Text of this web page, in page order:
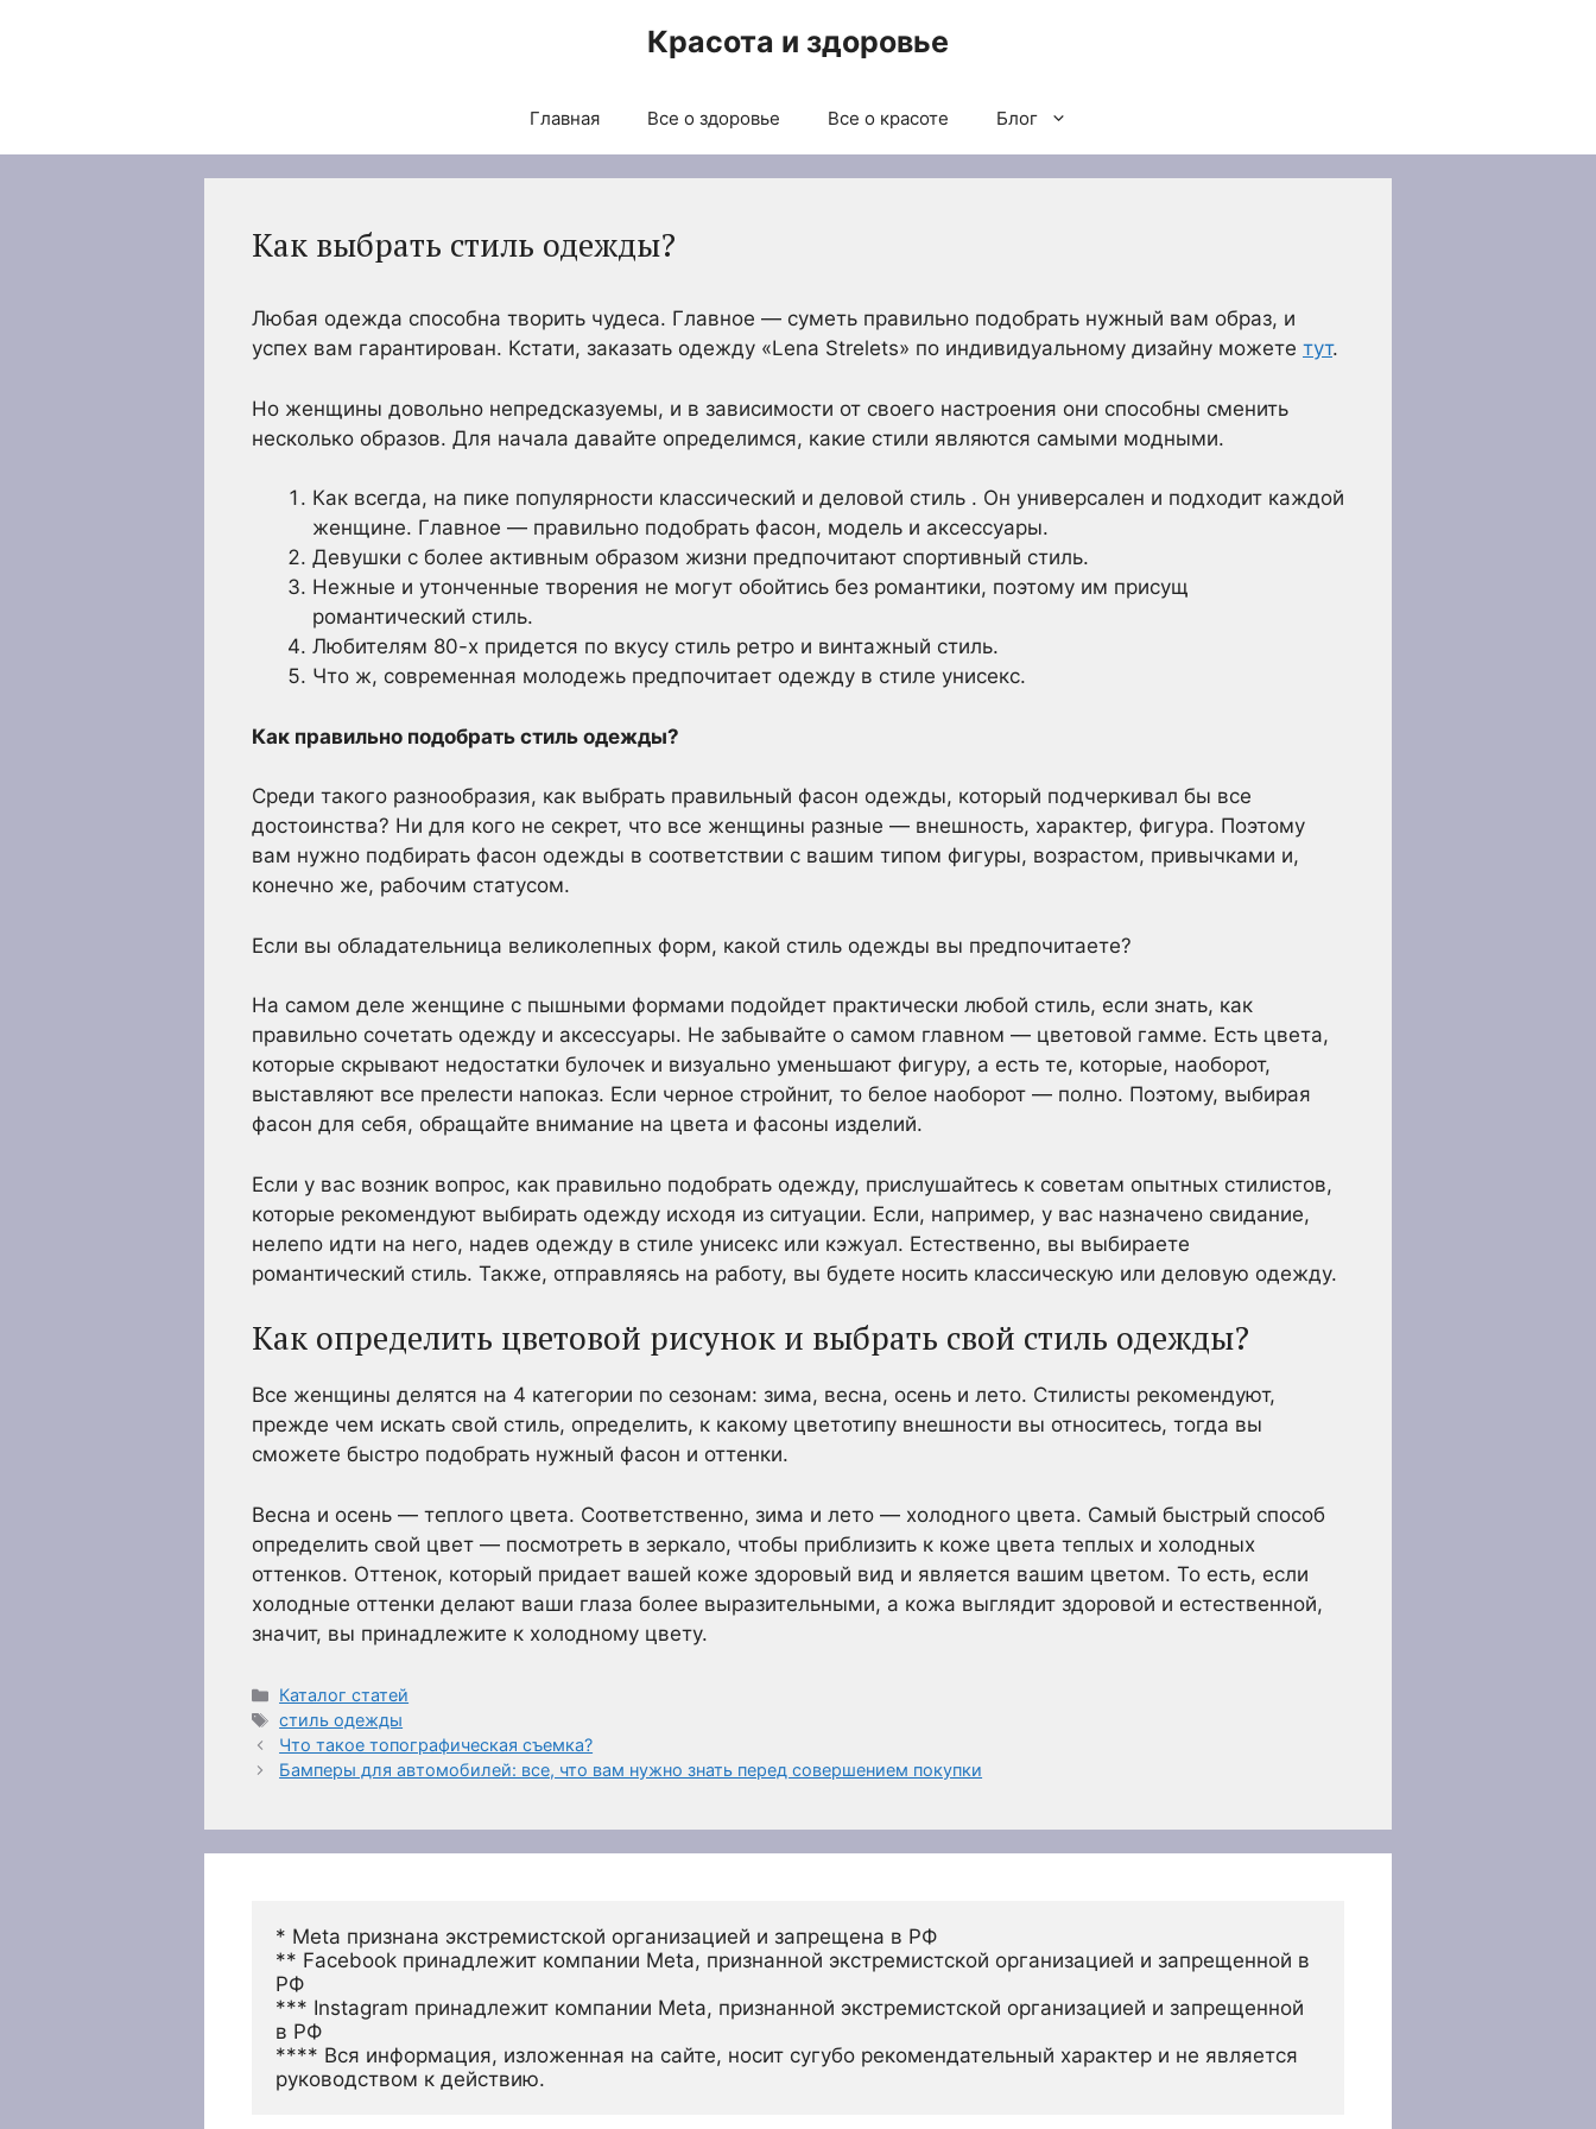
Красота и здоровье
Главная Все о здоровье Все о красоте Блог
Как выбрать стиль одежды?
Любая одежда способна творить чудеса. Главное — суметь правильно подобрать нужный вам образ, и
успех вам гарантирован. Кстати, заказать одежду «Lena Strelets» по индивидуальному дизайну можете тут.
Но женщины довольно непредсказуемы, и в зависимости от своего настроения они способны сменить
несколько образов. Для начала давайте определимся, какие стили являются самыми модными.
Как всегда, на пике популярности классический и деловой стиль . Он универсален и подходит каждой
женщине. Главное — правильно подобрать фасон, модель и аксессуары.
Девушки с более активным образом жизни предпочитают спортивный стиль.
Нежные и утонченные творения не могут обойтись без романтики, поэтому им присущ
романтический стиль.
Любителям 80-х придется по вкусу стиль ретро и винтажный стиль.
Что ж, современная молодежь предпочитает одежду в стиле унисекс.
Как правильно подобрать стиль одежды?
Среди такого разнообразия, как выбрать правильный фасон одежды, который подчеркивал бы все
достоинства? Ни для кого не секрет, что все женщины разные — внешность, характер, фигура. Поэтому
вам нужно подбирать фасон одежды в соответствии с вашим типом фигуры, возрастом, привычками и,
конечно же, рабочим статусом.
Если вы обладательница великолепных форм, какой стиль одежды вы предпочитаете?
На самом деле женщине с пышными формами подойдет практически любой стиль, если знать, как
правильно сочетать одежду и аксессуары. Не забывайте о самом главном — цветовой гамме. Есть цвета,
которые скрывают недостатки булочек и визуально уменьшают фигуру, а есть те, которые, наоборот,
выставляют все прелести напоказ. Если черное стройнит, то белое наоборот — полно. Поэтому, выбирая
фасон для себя, обращайте внимание на цвета и фасоны изделий.
Если у вас возник вопрос, как правильно подобрать одежду, прислушайтесь к советам опытных стилистов,
которые рекомендуют выбирать одежду исходя из ситуации. Если, например, у вас назначено свидание,
нелепо идти на него, надев одежду в стиле унисекс или кэжуал. Естественно, вы выбираете
романтический стиль. Также, отправляясь на работу, вы будете носить классическую или деловую одежду.
Как определить цветовой рисунок и выбрать свой стиль одежды?
Все женщины делятся на 4 категории по сезонам: зима, весна, осень и лето. Стилисты рекомендуют,
прежде чем искать свой стиль, определить, к какому цветотипу внешности вы относитесь, тогда вы
сможете быстро подобрать нужный фасон и оттенки.
Весна и осень — теплого цвета. Соответственно, зима и лето — холодного цвета. Самый быстрый способ
определить свой цвет — посмотреть в зеркало, чтобы приблизить к коже цвета теплых и холодных
оттенков. Оттенок, который придает вашей коже здоровый вид и является вашим цветом. То есть, если
холодные оттенки делают ваши глаза более выразительными, а кожа выглядит здоровой и естественной,
значит, вы принадлежите к холодному цвету.
Рубрики
Каталог статей
Метки
стиль одежды
Что такое топографическая съемка?
Бамперы для автомобилей: все, что вам нужно знать перед совершением покупки
* Meta признана экстремистской организацией и запрещена в РФ
** Facebook принадлежит компании Meta, признанной экстремистской организацией и запрещенной в
РФ
*** Instagram принадлежит компании Meta, признанной экстремистской организацией и запрещенной
в РФ
**** Вся информация, изложенная на сайте, носит сугубо рекомендательный характер и не является
руководством к действию.